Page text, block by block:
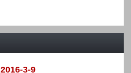
2016-3-9